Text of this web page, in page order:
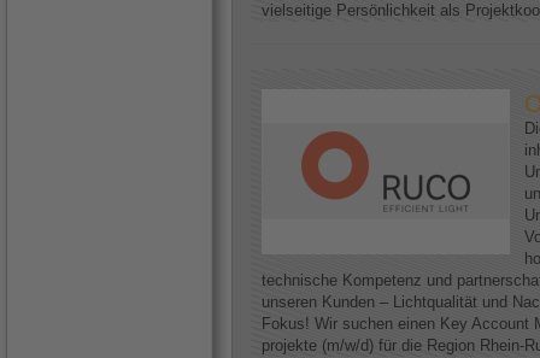
vielseitige Persönlichkeit als
technische Kompetenz und
unseren Kunden – Lichtqualität und
Fokus! Wir suchen einen Key Account
projekte (m/w/d) für die Region Rhein-